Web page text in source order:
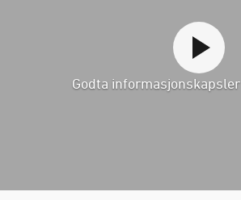
Godta